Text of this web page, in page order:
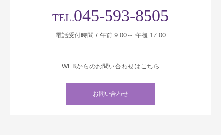
TEL.045-593-8505
電話受付時間 / 午前 9:00～ 午後 17:00
WEBからのお問い合わせはこちら
お問い合わせ